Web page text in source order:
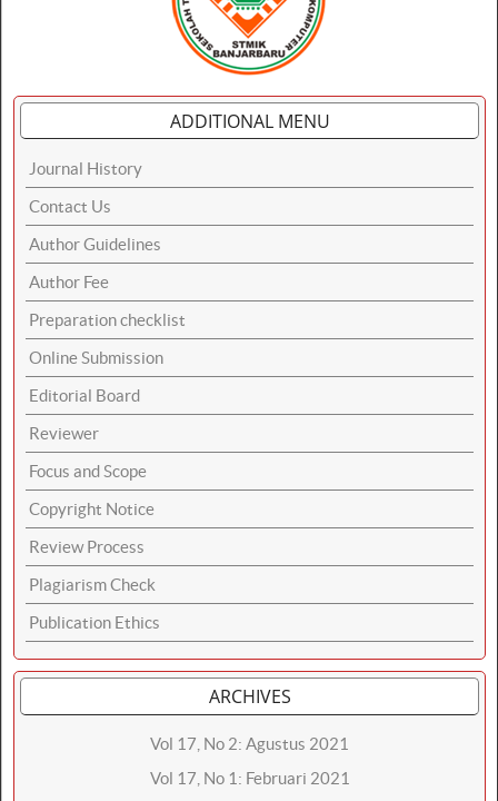
ADDITIONAL MENU
Journal History
Contact Us
Author Guidelines
Author Fee
Preparation checklist
Online Submission
Editorial Board
Reviewer
Focus and Scope
Copyright Notice
Review Process
Plagiarism Check
Publication Ethics
ARCHIVES
Vol 17, No 2: Agustus 2021
Vol 17, No 1: Februari 2021